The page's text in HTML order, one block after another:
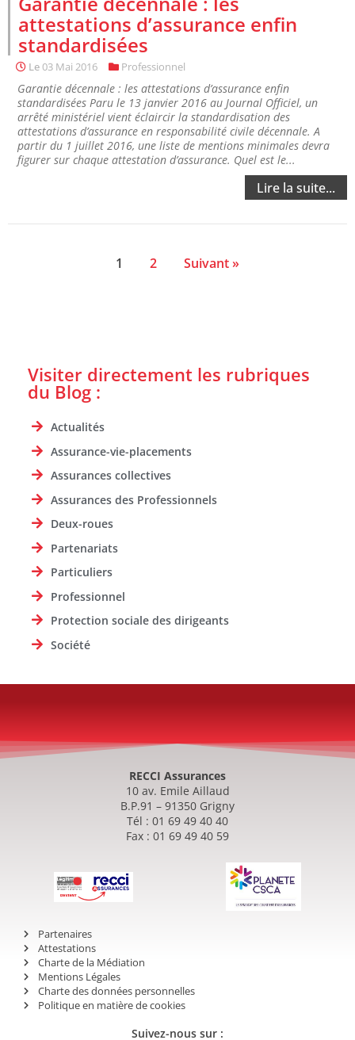
attestations d’assurance enfin
standardisées
Le03 Mai 2016 Professionnel
Garantie décennale : les attestations d’assurance enfin
standardisées Paru le 13 janvier 2016 au Journal Officiel, un
arrêté ministériel vient éclaircir la standardisation des
attestations d’assurance en responsabilité civile décennale. A
partir du 1 juillet 2016, une liste de mentions minimales devra
figurer sur chaque attestation d’assurance. Quel est le...
Lire la suite...
1 2 Suivant »
Visiter directement les rubriques
du Blog :
Actualités
Assurance-vie-placements
Assurances collectives
Assurances des Professionnels
Deux-roues
Partenariats
Particuliers
Professionnel
Protection sociale des dirigeants
Société
RECCI Assurances
10 av. Emile Aillaud
B.P.91 – 91350 Grigny
Tél : 01 69 49 40 40
Fax : 01 69 49 40 59
Partenaires
Attestations
Charte de la Médiation
Mentions Légales
Charte des données personnelles
Politique en matière de cookies
Suivez-nous sur :